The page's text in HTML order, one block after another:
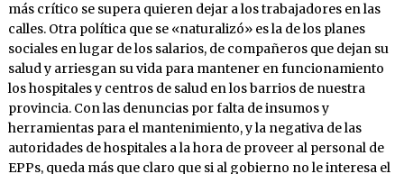
más crítico se supera quieren dejar a los trabajadores en las
calles. Otra política que se «naturalizó» es la de los planes
sociales en lugar de los salarios, de compañeros que dejan su
salud y arriesgan su vida para mantener en funcionamiento
los hospitales y centros de salud en los barrios de nuestra
provincia. Con las denuncias por falta de insumos y
herramientas para el mantenimiento, y la negativa de las
autoridades de hospitales a la hora de proveer al personal de
EPPs, queda más que claro que si al gobierno no le interesa el